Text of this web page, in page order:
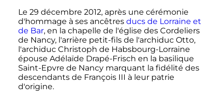
Le 29 décembre 2012, après une cérémonie
d'hommage à ses ancêtres ducs de Lorraine et
de Bar, en la chapelle de l'église des Cordeliers
de Nancy, l'arrière petit-fils de l'archiduc Otto,
l'archiduc Christoph de Habsbourg-Lorraine
épouse Adélaïde Drapé-Frisch en la basilique
Saint-Epvre de Nancy marquant la fidélité des
descendants de François III à leur patrie
d'origine.